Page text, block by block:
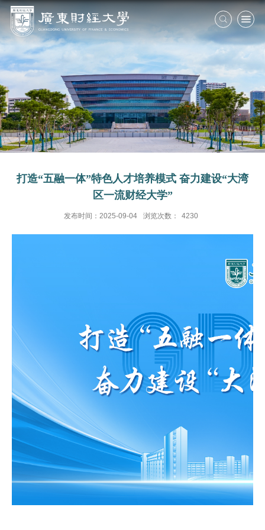
打造“五融一体”特色人才培养模式 奋力建设“大湾
区一流财经大学”
发布时间：2025-09-04 浏览次数： 4230